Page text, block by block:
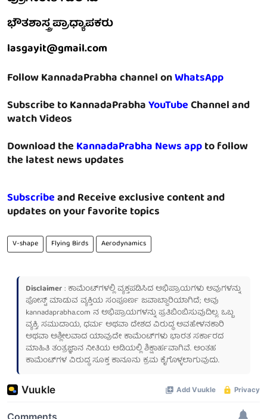
ಭೌತಶಾಸ್ತ್ರ ಪ್ರಾಧ್ಯಾಪಕರು
lasgayit@gmail.com
Follow KannadaPrabha channel onWhatsApp
Subscribe to KannadaPrabhaYouTubeChannel and
watch Videos
Download theKannadaPrabha News appto follow
the latest news updates
Subscribeand Receive exclusive content and
updates on your favorite topics
V-shape Flying Birds Aerodynamics
Disclaimer: ಕಾಮೆಂಟ್‌ಗಳಲ್ಲಿ ವ್ಯಕ್ತಪಡಿಸಿದ ಅಭಿಪ್ರಾಯಗಳು ಅವುಗಳನ್ನು
ಪೋಸ್ಟ್ ಮಾಡುವ ವ್ಯಕ್ತಿಯ ಸಂಪೂರ್ಣ ಜವಾಬ್ದಾರಿಯಾಗಿದೆ; ಅವು
kannadaprabha.com ನ ಅಭಿಪ್ರಾಯಗಳನ್ನು ಪ್ರತಿಬಿಂಬಿಸುವುದಿಲ್ಲ. ಒಬ್ಬ
ವ್ಯಕ್ತಿ, ಸಮುದಾಯ, ಧರ್ಮ ಅಥವಾ ದೇಶದ ವಿರುದ್ಧ ಅವಹೇಳನಕಾರಿ
ಅಥವಾ ಅಶ್ಲೀಲವಾದ ಯಾವುದೇ ಕಾಮೆಂಟ್‌ಗಳು ಭಾರತ ಸರ್ಕಾರದ
ಮಾಹಿತಿ ತಂತ್ರಜ್ಞಾನ ನೀತಿಯ ಅಡಿಯಲ್ಲಿ ಶಿಕ್ಷಾರ್ಹವಾಗಿವೆ. ಅಂತಹ
ಕಾಮೆಂಟ್‌ಗಳ ವಿರುದ್ಧ ಸೂಕ್ತ ಕಾನೂನು ಕ್ರಮ ಕೈಗೊಳ್ಳಲಾಗುವುದು.